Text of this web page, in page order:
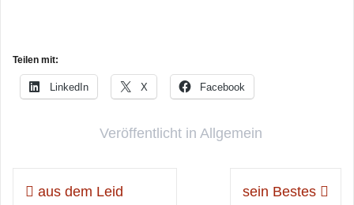
Teilen mit:
LinkedIn X Facebook
Veröffentlicht in Allgemein
Beitragsnavigation
aus dem Leid
sein Bestes